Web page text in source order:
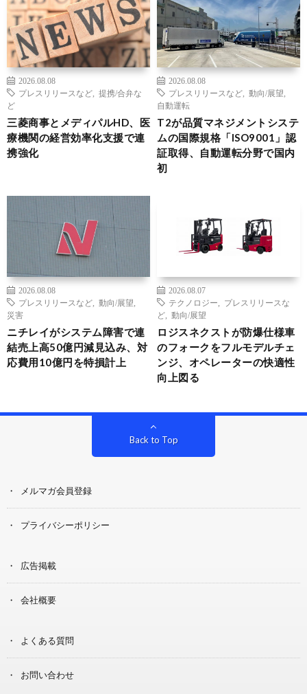
2026.08.08
プレスリリースなど
提携/合弁な
ど
三菱商事とメディパルHD、医
療機関の経営効率化支援で連
携強化
2026.08.08
プレスリリースなど
動向/展望
自動運転
T2が品質マネジメントシステ
ムの国際規格「ISO9001」認
証取得、自動運転分野で国内
初
2026.08.08
プレスリリースなど
動向/展望
災害
ニチレイがシステム障害で連
結売上高50億円減見込み、対
応費用10億円を特損計上
2026.08.07
テクノロジー
プレスリリースな
ど
動向/展望
ロジスネクストが防爆仕様車
のフォークをフルモデルチェ
ンジ、オペレーターの快適性
向上図る
Back to Top
メルマガ会員登録
プライバシーポリシー
広告掲載
会社概要
よくある質問
お問い合わせ